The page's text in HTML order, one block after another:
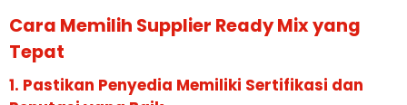
Cara Memilih Supplier Ready Mix yang
Tepat
1. Pastikan Penyedia Memiliki Sertifikasi dan